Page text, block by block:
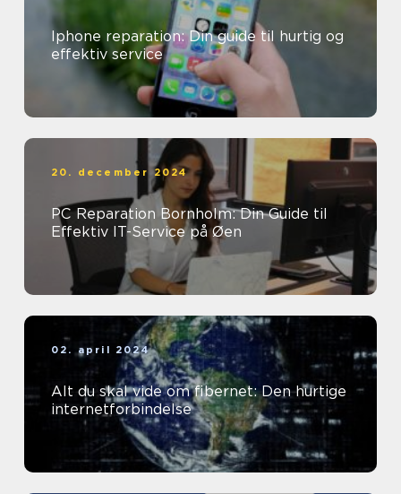
Iphone reparation: Din guide til hurtig og
effektiv service
20. december 2024
PC Reparation Bornholm: Din Guide til
Effektiv IT-Service på Øen
02. april 2024
Alt du skal vide om fibernet: Den hurtige
internetforbindelse